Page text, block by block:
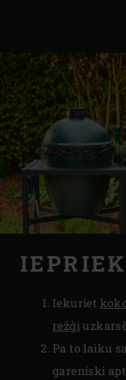
Iekuriet
režģi
Pa to laiku
gareniski